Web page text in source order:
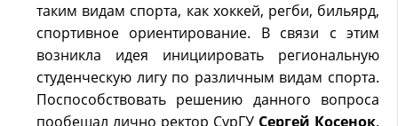
таким видам спорта, как хоккей, регби, бильярд,
спортивное ориентирование. В связи с этим
возникла идея инициировать региональную
студенческую лигу по различным видам спорта.
Поспособствовать решению данного вопроса
пообещал лично ректор СурГУ Сергей Косенок.